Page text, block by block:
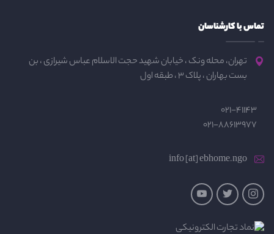
تماس با کارشناسان
تهران، محله ونک ، خیابان شهید حجت الاسلام عباس شیرازی ، بن
بست بهاران ، پلاک 3 ، طبقه اول
021-41143
021-88613977
info [at] ebhome.ngo